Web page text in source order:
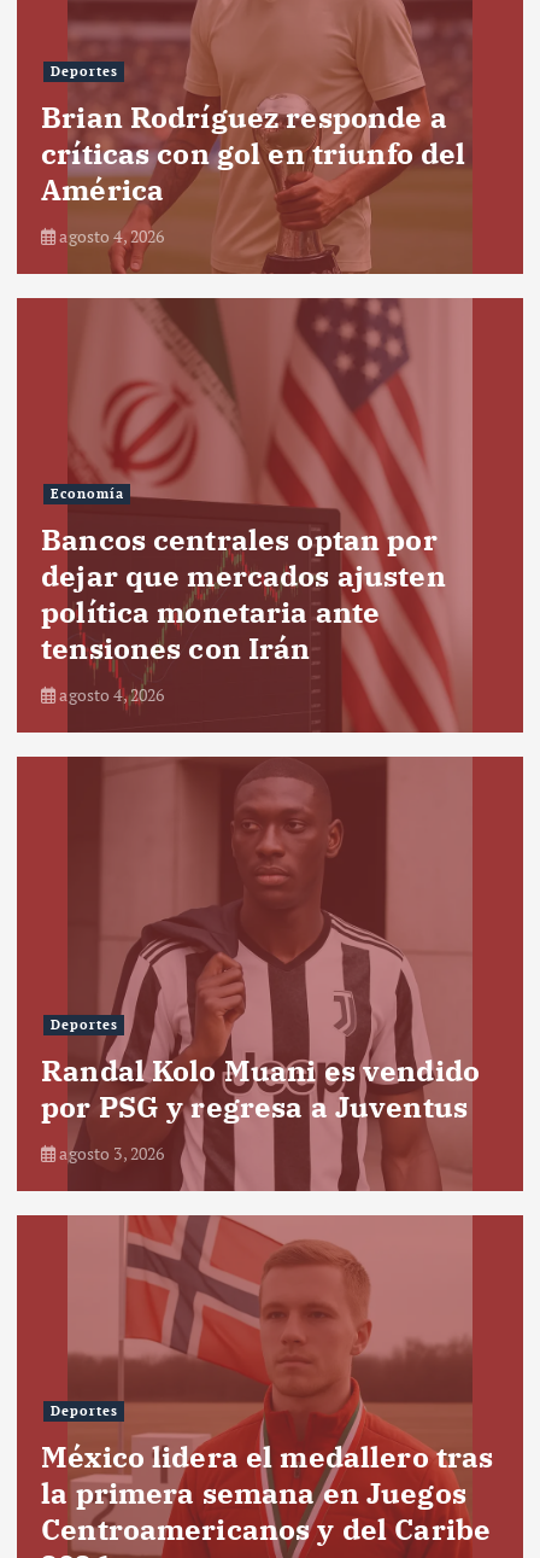
Deportes
Brian Rodríguez responde a
críticas con gol en triunfo del
América
agosto 4, 2026
Economía
Bancos centrales optan por
dejar que mercados ajusten
política monetaria ante
tensiones con Irán
agosto 4, 2026
Deportes
Randal Kolo Muani es vendido
por PSG y regresa a Juventus
agosto 3, 2026
Deportes
México lidera el medallero tras
la primera semana en Juegos
Centroamericanos y del Caribe